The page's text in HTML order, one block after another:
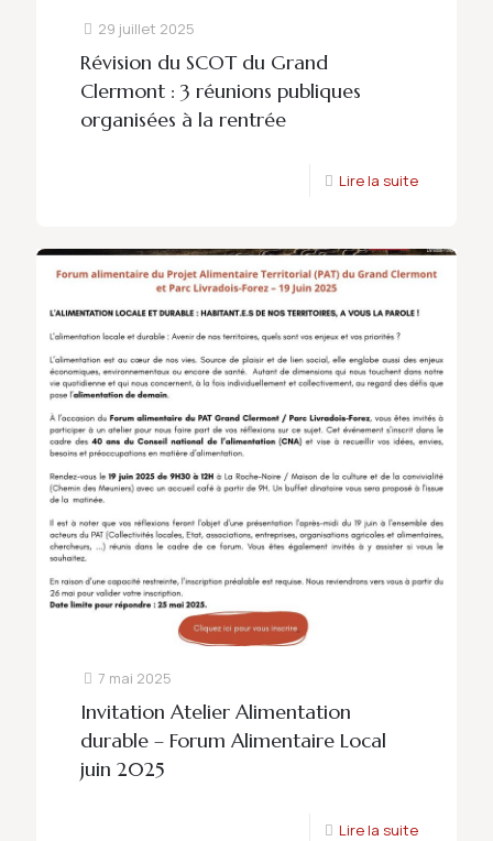
29 juillet 2025
Révision du SCOT du Grand
Clermont : 3 réunions publiques
organisées à la rentrée
Lire la suite
7 mai 2025
Invitation Atelier Alimentation
durable – Forum Alimentaire Local
juin 2025
Lire la suite